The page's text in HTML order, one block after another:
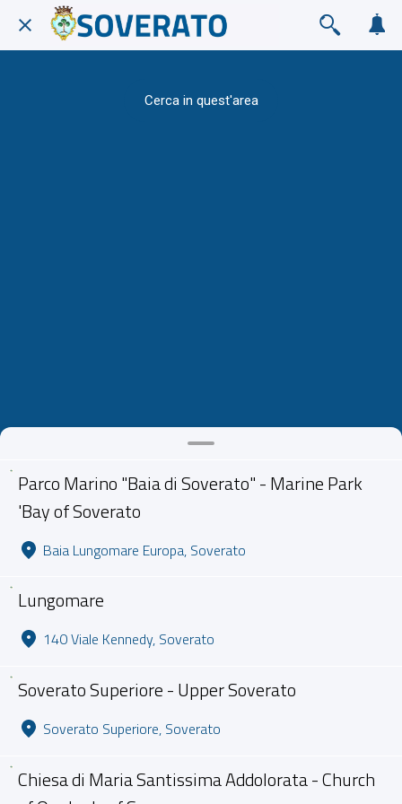
Parco Marino "Baia di Soverato" - Marine Park
'Bay of Soverato
Baia Lungomare Europa, Soverato
Lungomare
140 Viale Kennedy, Soverato
Soverato Superiore - Upper Soverato
Soverato Superiore, Soverato
Chiesa di Maria Santissima Addolorata - Church
Cerca in quest'area